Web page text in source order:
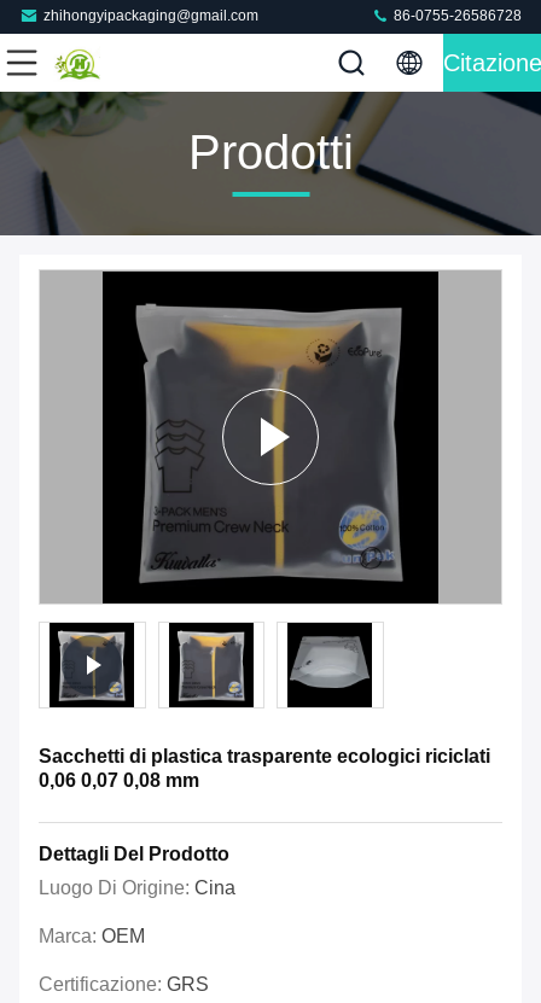
zhihongyipackaging@gmail.com 86-0755-26586728
Citazione
Prodotti
Sacchetti di plastica trasparente ecologici riciclati
0,06 0,07 0,08 mm
Dettagli Del Prodotto
Luogo Di Origine: Cina
Marca: OEM
Certificazione: GRS